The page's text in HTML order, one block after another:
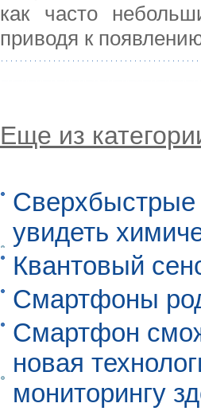
как часто
приводя к
Еще из
Сверхбыстрые
увидеть
Квантовый
Смартфоны
Смартфон
новая
мониторингу